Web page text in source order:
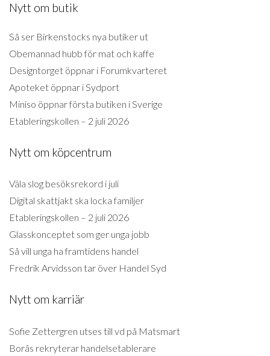
Nytt om butik
Så ser Birkenstocks nya butiker ut
Obemannad hubb för mat och kaffe
Designtorget öppnar i Forumkvarteret
Apoteket öppnar i Sydport
Miniso öppnar första butiken i Sverige
Etableringskollen – 2 juli 2026
Nytt om köpcentrum
Väla slog besöksrekord i juli
Digital skattjakt ska locka familjer
Etableringskollen – 2 juli 2026
Glasskonceptet som ger unga jobb
Så vill unga ha framtidens handel
Fredrik Arvidsson tar över Handel Syd
Nytt om karriär
Sofie Zettergren utses till vd på Matsmart
Borås rekryterar handelsetablerare